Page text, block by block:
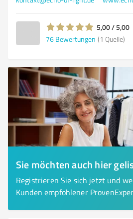
5,00 / 5,00
76 Bewertungen (1 Quelle)
Sie möchten auch hier
Registrieren Sie sich jetzt und
Kunden empfohlener